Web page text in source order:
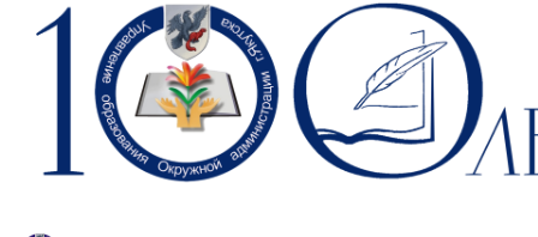
Перейти к основному содержанию
Skip to search